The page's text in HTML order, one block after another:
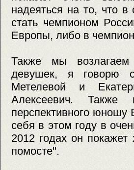
надеяться на то, что
стать чемпионом
Европы, либо в
Также мы
девушек, я говорю
Метелевой и
Алексеевич.
перспективного
себя в этом году в
2012 годах он покажет
помосте".